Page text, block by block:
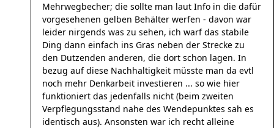
Mehrwegbecher; die sollte man laut Info in die dafür
vorgesehenen gelben Behälter werfen - davon war
leider nirgends was zu sehen, ich warf das stabile
Ding dann einfach ins Gras neben der Strecke zu
den Dutzenden anderen, die dort schon lagen. In
bezug auf diese Nachhaltigkeit müsste man da evtl
noch mehr Denkarbeit investieren ... so wie hier
funktioniert das jedenfalls nicht (beim zweiten
Verpflegungsstand nahe des Wendepunktes sah es
identisch aus). Ansonsten war ich recht alleine